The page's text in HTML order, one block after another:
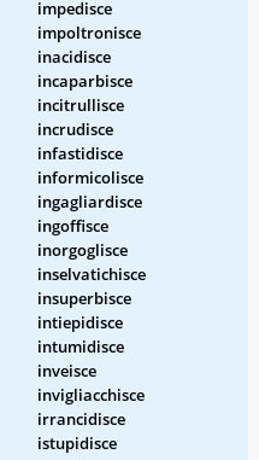
impedisce
impoltronisce
inacidisce
incaparbisce
incitrullisce
incrudisce
infastidisce
informicolisce
ingagliardisce
ingoffisce
inorgoglisce
inselvatichisce
insuperbisce
intiepidisce
intumidisce
inveisce
invigliacchisce
irrancidisce
istupidisce